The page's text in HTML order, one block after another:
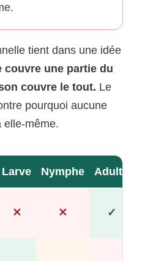
tient dans une idée
couvre une partie du
couvre le tout. Le
pourquoi aucune
elle-même.
Larve Nymphe Adulte
✕ ✕ ✓